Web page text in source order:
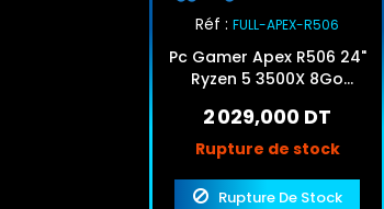
Réf : FULL-APEX-R506
Pc Gamer Apex R506 24"
Ryzen 5 3500X 8Go
2 029,000 DT
Rupture de stock
Rupture De Stock